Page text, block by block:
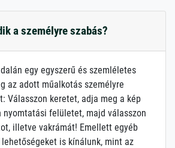
a személyre szabás?
egy egyszerű és szemléletes
az adott műalkotás személyre
Válasszon keretet, adja meg a kép
nyomtatási felületet, majd válasszon
illetve vakrámát! Emellett egyéb
is kínálunk, mint az